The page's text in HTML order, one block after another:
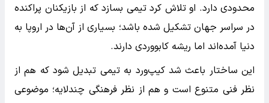
محدودی دارد. او تلاش کرد تیمی بسازد که از بازیکنان پراکنده
در سراسر جهان تشکیل شده باشد؛ بسیاری از آن‌ها در اروپا به
دنیا آمده‌اند اما ریشه کابووردی دارند.
این ساختار باعث شد کیپ‌ورد به تیمی تبدیل شود که هم از
نظر فنی متنوع است و هم از نظر فرهنگی چندلایه؛ موضوعی